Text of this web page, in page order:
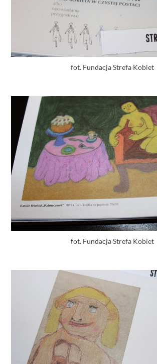
fot. Fundacja Strefa Kobiet
fot. Fundacja Strefa Kobiet